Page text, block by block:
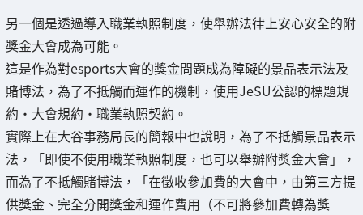
另一個是透過導入職業執照制度，使舉辦法律上安心安全的附
獎金大會成為可能。
這是作為對esports大會的獎金問題成為障礙的景品表示法及
賭博法，為了不抵觸而運作的機制，使用JeSU公認的標題規
約・大會規約・職業執照契約。
實際上在大谷事務局長的簡報中也說明，為了不抵觸景品表示
法，「即使不使用職業執照制度，也可以舉辦附獎金大會」，
而為了不抵觸賭博法，「在徵收參加費的大會中，由第三方提
供獎金、完全分開獎金和運作費用（不可將參加費轉為獎